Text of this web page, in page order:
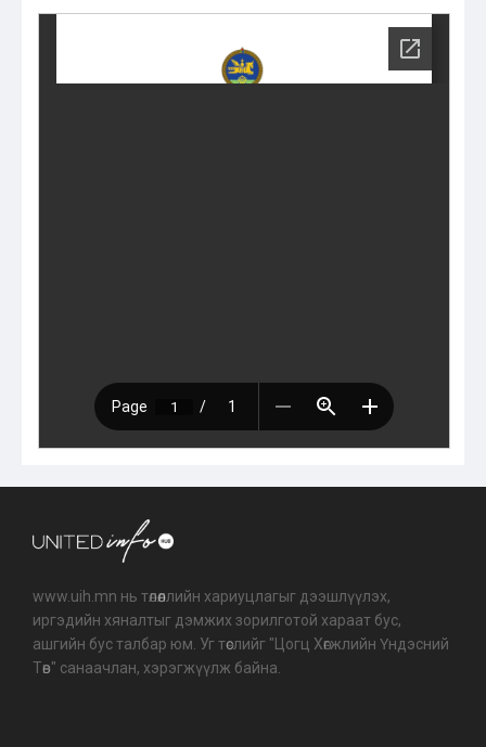
www.uih.mn нь төлөөллийн хариуцлагыг дээшлүүлэх,
иргэдийн хяналтыг дэмжих зорилготой хараат бус,
ашгийн бус талбар юм. Уг төслийг "Цогц Хөгжлийн Үндэсний
Төв" санаачлан, хэрэгжүүлж байна.